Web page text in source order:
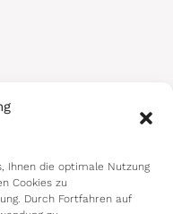
Ihnen die optimale Nutzung
Cookies zu
Durch Fortfahren auf